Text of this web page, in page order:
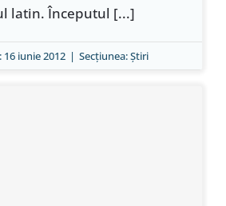
latin. Începutul [...]
16 iunie 2012 | Secțiunea:Ştiri